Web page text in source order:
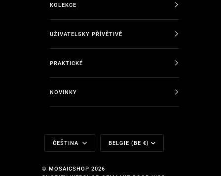
KOLEKCE
UŽIVATELSKY PŘÍVĚTIVÉ
PRAKTICKÉ
NOVINKY
Jazyk
ČEŠTINA Měna
BELGIE (BE €)
© MOSAICSHOP 2026